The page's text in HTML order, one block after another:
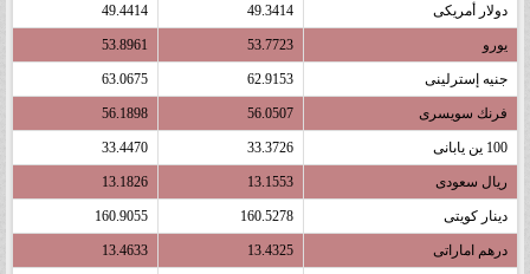
دولار أمريكى 49.3414
49.4414
يورو 53.7723
53.8961
جنيه إسترلينى 62.9153
63.0675
فرنك سويسرى 56.0507
56.1898
100 ين يابانى 33.3726
33.4470
ريال سعودى 13.1553
13.1826
دينار كويتى 160.5278
160.9055
درهم اماراتى 13.4325
13.4633